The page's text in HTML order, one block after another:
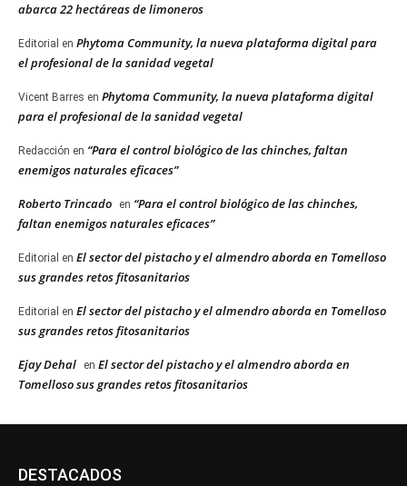
abarca 22 hectáreas de limoneros
Editorial en Phytoma Community, la nueva plataforma digital para
el profesional de la sanidad vegetal
Vicent Barres en Phytoma Community, la nueva plataforma digital
para el profesional de la sanidad vegetal
Redacción en “Para el control biológico de las chinches, faltan
enemigos naturales eficaces”
Roberto Trincado en “Para el control biológico de las chinches,
faltan enemigos naturales eficaces”
Editorial en El sector del pistacho y el almendro aborda en Tomelloso
sus grandes retos fitosanitarios
Editorial en El sector del pistacho y el almendro aborda en Tomelloso
sus grandes retos fitosanitarios
Ejay Dehal en El sector del pistacho y el almendro aborda en
Tomelloso sus grandes retos fitosanitarios
DESTACADOS